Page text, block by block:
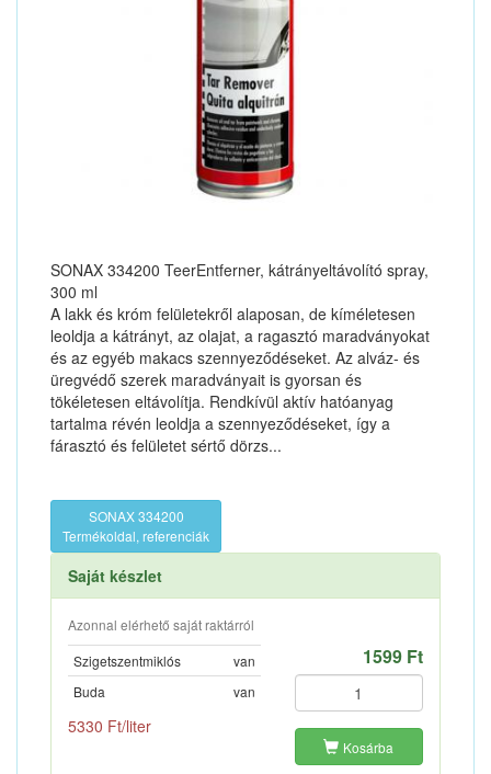
SONAX 334200 TeerEntferner, kátrányeltávolító spray,
300 ml
A lakk és króm felületekről alaposan, de kíméletesen
leoldja a kátrányt, az olajat, a ragasztó maradványokat
és az egyéb makacs szennyeződéseket. Az alváz- és
üregvédő szerek maradványait is gyorsan és
tökéletesen eltávolítja. Rendkívül aktív hatóanyag
tartalma révén leoldja a szennyeződéseket, így a
fárasztó és felületet sértő dörzs...
SONAX 334200
Termékoldal, referenciák
Saját készlet
Azonnal elérhető saját raktárról
Szigetszentmiklós
van
Buda
van
5330 Ft/liter
1599 Ft
Kosárba